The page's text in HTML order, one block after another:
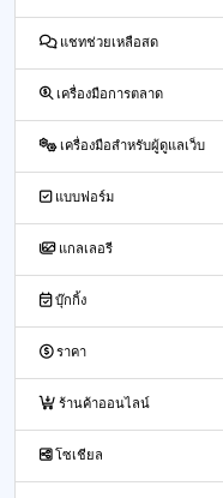
แชทช่วยเหลือสด
เครื่องมือการตลาด
เครื่องมือสำหรับผู้ดูแลเว็บ
แบบฟอร์ม
แกลเลอรี
บุ๊กกิ้ง
ราคา
ร้านค้าออนไลน์
โซเชียล